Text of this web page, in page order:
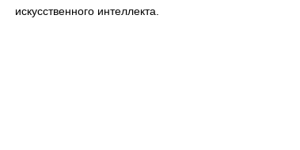
искусственного интеллекта.